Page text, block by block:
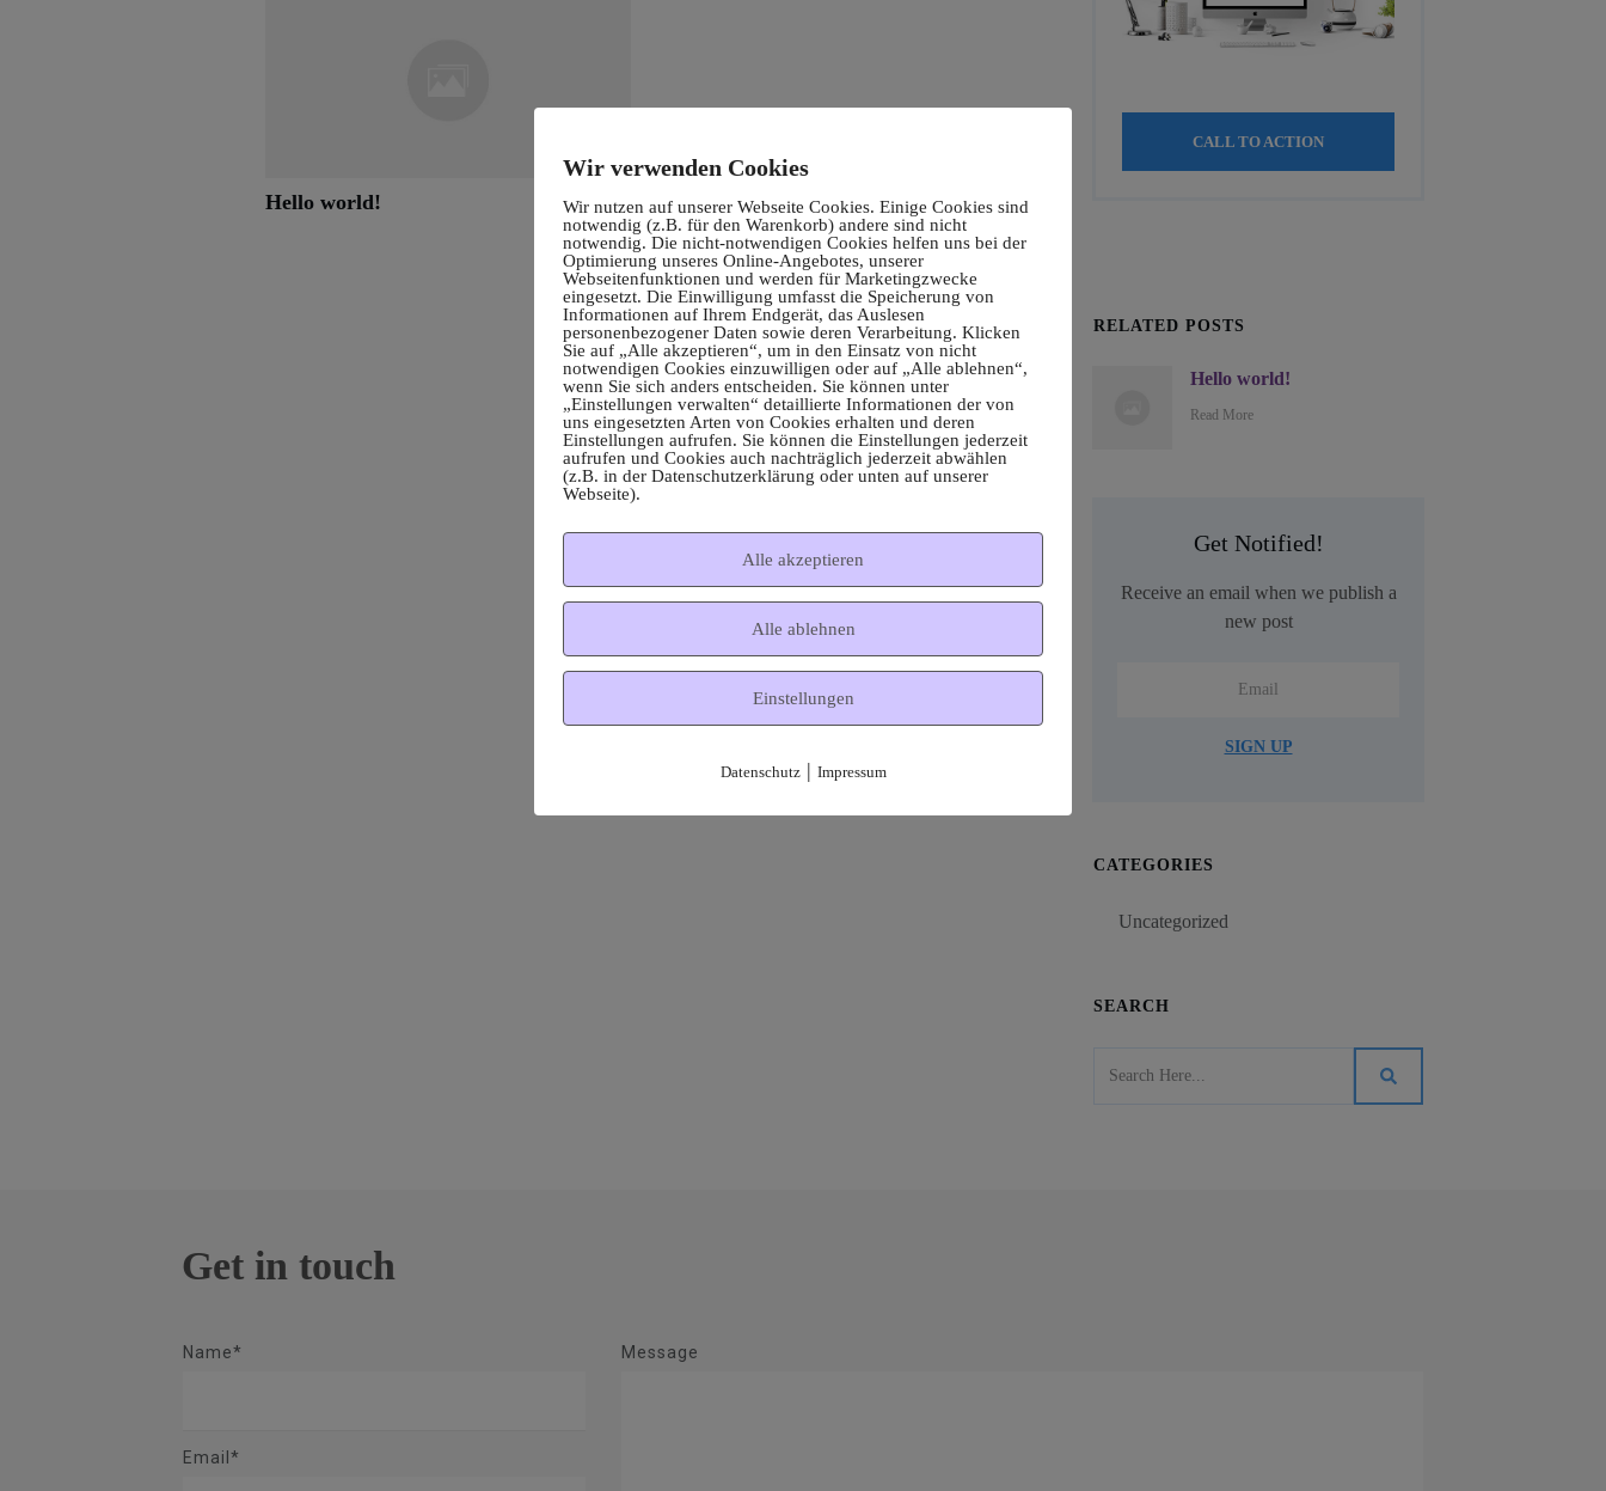
Hello world!
CALL TO ACTION
RELATED POSTS
Hello world!
Read More
Get Notified!
Receive an email when we publish a
new post
SIGN UP
CATEGORIES
Uncategorized
SEARCH
Get in touch
Name*
Email*
Message
Wir verwenden Cookies
Wir nutzen auf unserer Webseite Cookies. Einige Cookies sind
notwendig (z.B. für den Warenkorb) andere sind nicht
notwendig. Die nicht-notwendigen Cookies helfen uns bei der
Optimierung unseres Online-Angebotes, unserer
Webseitenfunktionen und werden für Marketingzwecke
eingesetzt. Die Einwilligung umfasst die Speicherung von
Informationen auf Ihrem Endgerät, das Auslesen
personenbezogener Daten sowie deren Verarbeitung. Klicken
Sie auf „Alle akzeptieren“, um in den Einsatz von nicht
notwendigen Cookies einzuwilligen oder auf „Alle ablehnen“,
wenn Sie sich anders entscheiden. Sie können unter
„Einstellungen verwalten“ detaillierte Informationen der von
uns eingesetzten Arten von Cookies erhalten und deren
Einstellungen aufrufen. Sie können die Einstellungen jederzeit
aufrufen und Cookies auch nachträglich jederzeit abwählen
(z.B. in der Datenschutzerklärung oder unten auf unserer
Webseite).
Alle akzeptieren
Alle ablehnen
Einstellungen
Datenschutz| Impressum